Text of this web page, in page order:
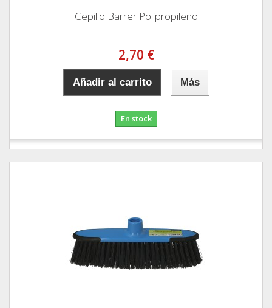
Cepillo Barrer Polipropileno
2,70 €
Añadir al carrito Más
En stock